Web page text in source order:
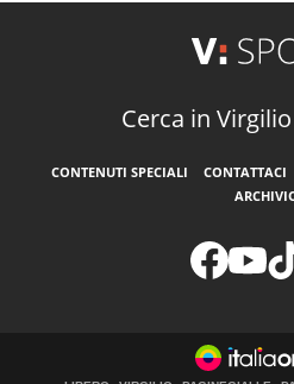
Cerca in
CONTENUTI SPECIALI CONTATTACI